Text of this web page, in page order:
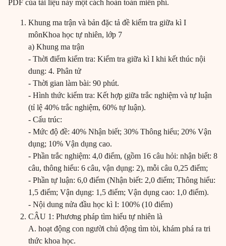
PDF của tài liệu này một cách hoàn toàn miễn phí.
Khung ma trận và bản đặc tả đề kiểm tra giữa kì I
mônKhoa học tự nhiên, lớp 7
a) Khung ma trận
- Thời điểm kiểm tra: Kiểm tra giữa kì I khi kết thúc nội
dung: 4. Phân tử
- Thời gian làm bài: 90 phút.
- Hình thức kiểm tra: Kết hợp giữa trắc nghiệm và tự luận
(tỉ lệ 40% trắc nghiệm, 60% tự luận).
- Cấu trúc:
- Mức độ đề: 40% Nhận biết; 30% Thông hiểu; 20% Vận
dụng; 10% Vận dụng cao.
- Phần trắc nghiệm: 4,0 điểm, (gồm 16 câu hỏi: nhận biết: 8
câu, thông hiểu: 6 câu, vận dụng: 2), mỗi câu 0,25 điểm;
- Phần tự luận: 6,0 điểm (Nhận biết: 2,0 điểm; Thông hiểu:
1,5 điểm; Vận dụng: 1,5 điểm; Vận dụng cao: 1,0 điểm).
- Nội dung nửa đầu học kì I: 100% (10 điểm)
CÂU 1: Phương pháp tìm hiểu tự nhiên là
A. hoạt động con người chủ động tìm tòi, khám phá ra tri
thức khoa học.